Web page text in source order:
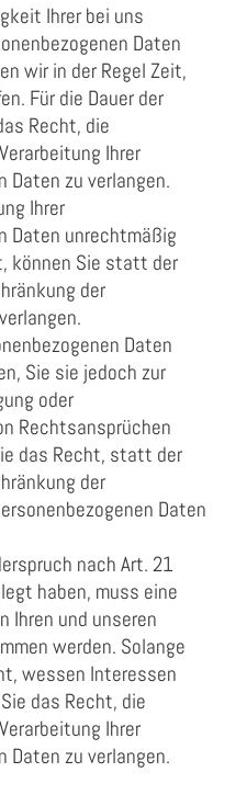
Ihrer bei uns
Daten
wir in der Regel Zeit,
Für die Dauer der
Recht, die
Ihrer
Daten zu verlangen.
Ihrer
Daten unrechtmäßig
können Sie statt der
der
Daten
Sie sie jedoch zur
oder
Rechtsansprüchen
das Recht, statt der
der
Daten
nach Art. 21
haben, muss eine
Ihren und unseren
werden. Solange
wessen Interessen
das Recht, die
Ihrer
Daten zu verlangen.